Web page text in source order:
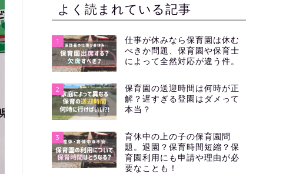
よく読まれている記事
1
仕事が休みなら保育園は休む
べきか問題、保育園や保育士
によって全然対応が違う件。
2
保育園の送迎時間は何時が正
解？遅すぎる登園はダメって
本当？
3
育休中の上の子の保育園問
題。退園？保育時間短縮？保
育園利用にも申請や理由が必
要なことも！